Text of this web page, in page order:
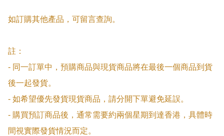
如訂購其他產品，可留言查詢。
註：
- 同一訂單中，預購商品與現貨商品將在最後一個商品到貨
後一起發貨。
- 如希望優先發貨現貨商品，請分開下單避免延誤。
- 購買預訂商品後，通常需要約兩個星期到達香港，具體時
間視實際發貨情況而定。